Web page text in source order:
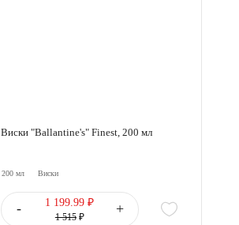
Виски "Ballantine's" Finest, 200 мл
200 мл Виски
- 1 199.99 ₽
1 515₽
+